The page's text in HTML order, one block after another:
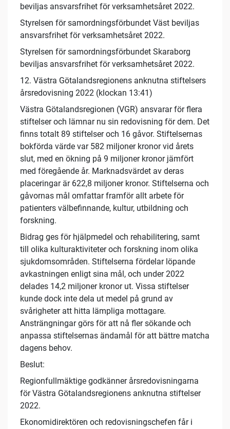
beviljas ansvarsfrihet för verksamhetsåret 2022.
Styrelsen för samordningsförbundet Väst beviljas
ansvarsfrihet för verksamhetsåret 2022.
Styrelsen för samordningsförbundet Skaraborg
beviljas ansvarsfrihet för verksamhetsåret 2022.
12. Västra Götalandsregionens anknutna stiftelsers
årsredovisning 2022 (klockan 13:41)
Västra Götalandsregionen (VGR) ansvarar för flera
stiftelser och lämnar nu sin redovisning för dem. Det
finns totalt 89 stiftelser och 16 gåvor. Stiftelsernas
bokförda värde var 582 miljoner kronor vid årets
slut, med en ökning på 9 miljoner kronor jämfört
med föregående år. Marknadsvärdet av deras
placeringar är 622,8 miljoner kronor. Stiftelserna och
gåvornas mål omfattar framför allt arbete för
patienters välbefinnande, kultur, utbildning och
forskning.
Bidrag ges för hjälpmedel och rehabilitering, samt
till olika kulturaktiviteter och forskning inom olika
sjukdomsområden. Stiftelserna fördelar löpande
avkastningen enligt sina mål, och under 2022
delades 14,2 miljoner kronor ut. Vissa stiftelser
kunde dock inte dela ut medel på grund av
svårigheter att hitta lämpliga mottagare.
Ansträngningar görs för att nå fler sökande och
anpassa stiftelsernas ändamål för att bättre matcha
dagens behov.
Beslut:
Regionfullmäktige godkänner årsredovisningarna
för Västra Götalandsregionens anknutna stiftelser
2022.
Ekonomidirektören och redovisningschefen får i